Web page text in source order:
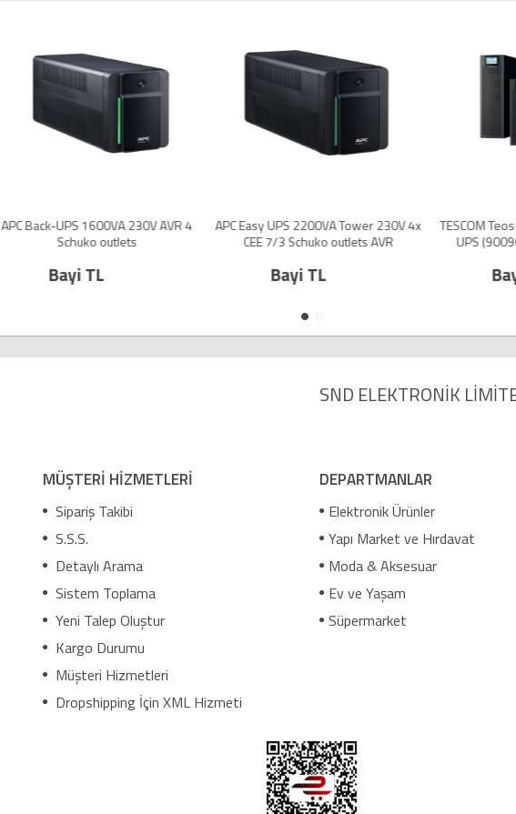
APC Back-UPS 1600VA 230V AVR 4
Schuko outlets
Bayi TL
APC Easy UPS 2200VA Tower 230V 4x
CEE 7/3 Schuko outlets AVR
Bayi TL
TESCOM
UPS
SND ELEKTRONİK
MÜŞTERİ HİZMETLERİ
Sipariş Takibi
S.S.S.
Detaylı Arama
Sistem Toplama
Yeni Talep Oluştur
Kargo Durumu
Müşteri Hizmetleri
Dropshipping İçin XML Hizmeti
DEPARTMANLAR
Elektronik Ürünler
Yapı Market ve Hırdavat
Moda & Aksesuar
Ev ve Yaşam
Süpermarket